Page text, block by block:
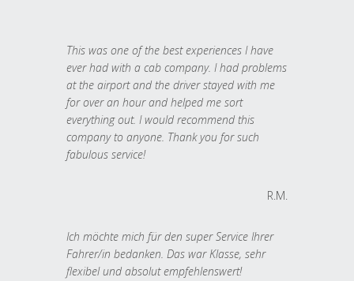
This was one of the best experiences I have
ever had with a cab company. I had problems
at the airport and the driver stayed with me
for over an hour and helped me sort
everything out. I would recommend this
company to anyone. Thank you for such
fabulous service!
R.M.
Ich möchte mich für den super Service Ihrer
Fahrer/in bedanken. Das war Klasse, sehr
flexibel und absolut empfehlenswert!